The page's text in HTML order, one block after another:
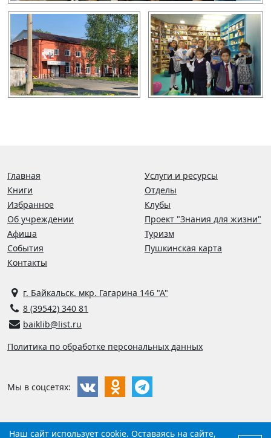
г. Байкальск. мкр. Гагарина 146 "А"
8 (39542) 340 81
baiklib@list.ru
Политика по обработке персональных данных
Главная
Книги
Избранное
Об учреждении
Афиша
События
Контакты
Услуги и ресурсы
Отделы
Клубы
Проект "Знания для жизни"
Туризм
Пушкинская карта
Мы в соцсетях:
Наш сайт использует cookie. Оставаясь на сайте,